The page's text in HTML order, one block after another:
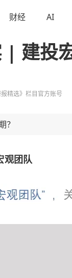
财经 AI
建投
精选》栏目官方账号
？
观团队